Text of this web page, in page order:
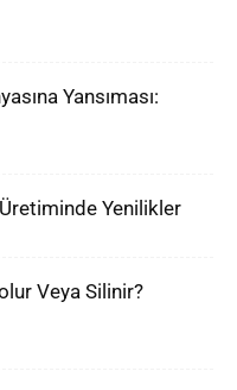
Yansıması:
Yenilikler
Veya Silinir?